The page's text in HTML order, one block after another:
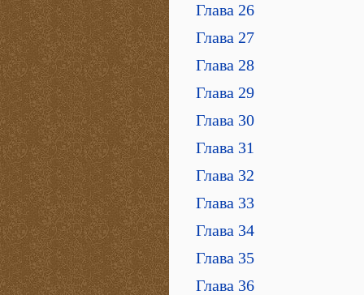
Глава 26
Глава 27
Глава 28
Глава 29
Глава 30
Глава 31
Глава 32
Глава 33
Глава 34
Глава 35
Глава 36